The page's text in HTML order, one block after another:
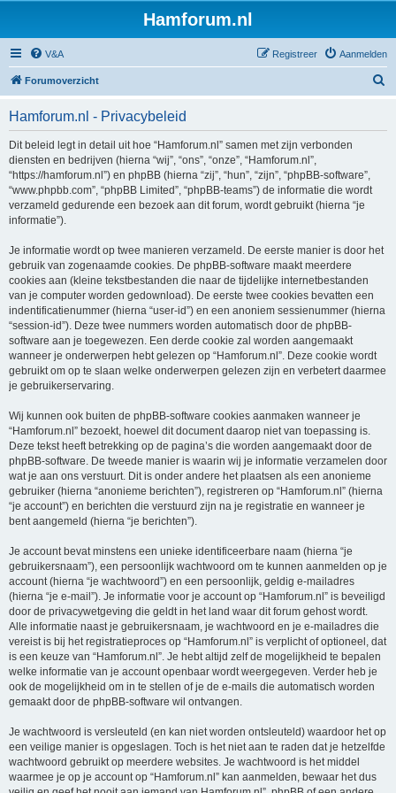
Hamforum.nl
V&A Aanmelden
Registreer
Forumoverzicht
Hamforum.nl - Privacybeleid
Dit beleid legt in detail uit hoe “Hamforum.nl” samen met zijn verbonden
diensten en bedrijven (hierna “wij”, “ons”, “onze”, “Hamforum.nl”,
“https://hamforum.nl”) en phpBB (hierna “zij”, “hun”, “zijn”, “phpBB-software”,
“www.phpbb.com”, “phpBB Limited”, “phpBB-teams”) de informatie die wordt
verzameld gedurende een bezoek aan dit forum, wordt gebruikt (hierna “je
informatie”).
Je informatie wordt op twee manieren verzameld. De eerste manier is door het
gebruik van zogenaamde cookies. De phpBB-software maakt meerdere
cookies aan (kleine tekstbestanden die naar de tijdelijke internetbestanden
van je computer worden gedownload). De eerste twee cookies bevatten een
indentificatienummer (hierna “user-id”) en een anoniem sessienummer (hierna
“session-id”). Deze twee nummers worden automatisch door de phpBB-
software aan je toegewezen. Een derde cookie zal worden aangemaakt
wanneer je onderwerpen hebt gelezen op “Hamforum.nl”. Deze cookie wordt
gebruikt om op te slaan welke onderwerpen gelezen zijn en verbetert daarmee
je gebruikerservaring.
Wij kunnen ook buiten de phpBB-software cookies aanmaken wanneer je
“Hamforum.nl” bezoekt, hoewel dit document daarop niet van toepassing is.
Deze tekst heeft betrekking op de pagina’s die worden aangemaakt door de
phpBB-software. De tweede manier is waarin wij je informatie verzamelen door
wat je aan ons verstuurt. Dit is onder andere het plaatsen als een anonieme
gebruiker (hierna “anonieme berichten”), registreren op “Hamforum.nl” (hierna
“je account”) en berichten die verstuurd zijn na je registratie en wanneer je
bent aangemeld (hierna “je berichten”).
Je account bevat minstens een unieke identificeerbare naam (hierna “je
gebruikersnaam”), een persoonlijk wachtwoord om te kunnen aanmelden op je
account (hierna “je wachtwoord”) en een persoonlijk, geldig e-mailadres
(hierna “je e-mail”). Je informatie voor je account op “Hamforum.nl” is beveiligd
door de privacywetgeving die geldt in het land waar dit forum gehost wordt.
Alle informatie naast je gebruikersnaam, je wachtwoord en je e-mailadres die
vereist is bij het registratieproces op “Hamforum.nl” is verplicht of optioneel, dat
is een keuze van “Hamforum.nl”. Je hebt altijd zelf de mogelijkheid te bepalen
welke informatie van je account openbaar wordt weergegeven. Verder heb je
ook de mogelijkheid om in te stellen of je de e-mails die automatisch worden
gemaakt door de phpBB-software wil ontvangen.
Je wachtwoord is versleuteld (en kan niet worden ontsleuteld) waardoor het op
een veilige manier is opgeslagen. Toch is het niet aan te raden dat je hetzelfde
wachtwoord gebruikt op meerdere websites. Je wachtwoord is het middel
waarmee je op je account op “Hamforum.nl” kan aanmelden, bewaar het dus